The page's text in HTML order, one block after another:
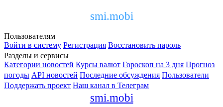
smi.mobi
Пользователям
Войти в систему Регистрация Восстановить пароль
Разделы и сервисы
Категории новостей Курсы валют Гороскоп на 3 дня Прогноз
погоды API новостей Последние обсуждения Пользователи
Поддержать проект Наш канал в Телеграм
smi.mobi